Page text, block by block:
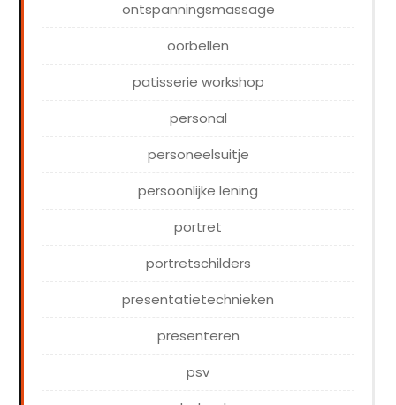
ontspanningsmassage
oorbellen
patisserie workshop
personal
personeelsuitje
persoonlijke lening
portret
portretschilders
presentatietechnieken
presenteren
psv